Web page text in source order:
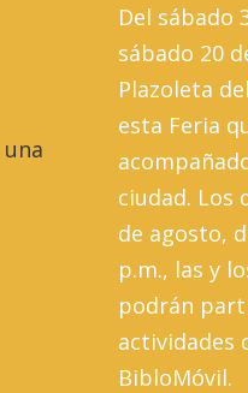
Del sábado
sábado 20
Plazoleta
esta Feria
ciudad. Los
de agosto,
p.m., las y
podrán
actividades
BibloMóvil.